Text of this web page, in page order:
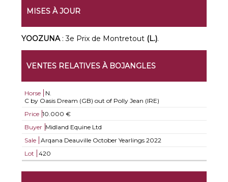
MISES À JOUR
YOOZUNA : 3e Prix de Montretout (L.).
VENTES RELATIVES À BOJANGLES
Horse
N.
C by Oasis Dream (GB) out of Polly Jean (IRE)
Price 10.000 €
Buyer Midland Equine Ltd
Sale
Arqana Deauville October Yearlings 2022
Lot
420